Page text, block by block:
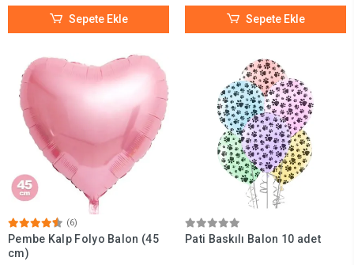
Sepete Ekle Sepete Ekle
(6)
Pembe Kalp Folyo Balon (45
cm)
Pati Baskılı Balon 10 adet